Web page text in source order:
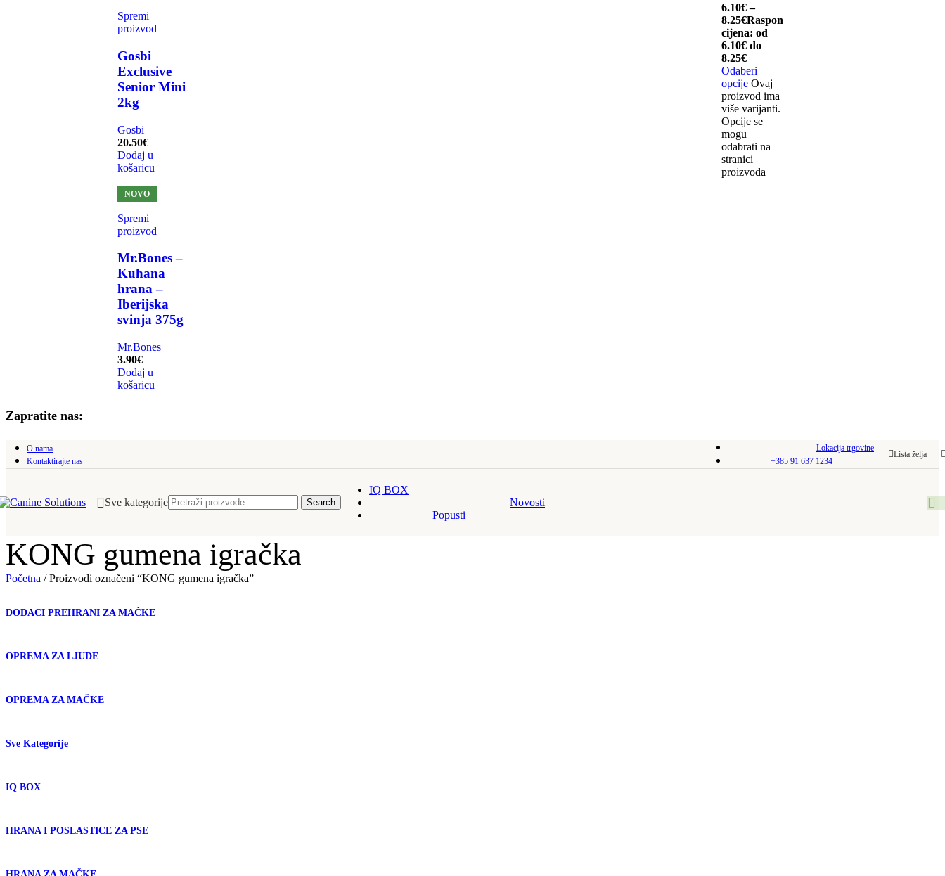
Spremi
proizvod
Gosbi
Exclusive
Senior Mini
2kg
Gosbi
20.50€
Dodaj u
košaricu
NOVO
Spremi
proizvod
Mr.Bones –
Kuhana
hrana –
Iberijska
svinja 375g
Mr.Bones
3.90€
Dodaj u
košaricu
6.10€ –
8.25€Raspon
cijena: od
6.10€ do
8.25€
Odaberi
opcije Ovaj
proizvod ima
više varijanti.
Opcije se
mogu
odabrati na
stranici
proizvoda
Zapratite nas:
O nama
Kontaktirajte nas
Lokacija trgovine
+385 91 637 1234
Lista želja
Sve kategorije Search
IQ BOX
Novosti
Popusti
KONG gumena igračka
Početna / Proizvodi označeni “KONG gumena igračka”
DODACI PREHRANI ZA MAČKE
OPREMA ZA LJUDE
OPREMA ZA MAČKE
Sve Kategorije
IQ BOX
HRANA I POSLASTICE ZA PSE